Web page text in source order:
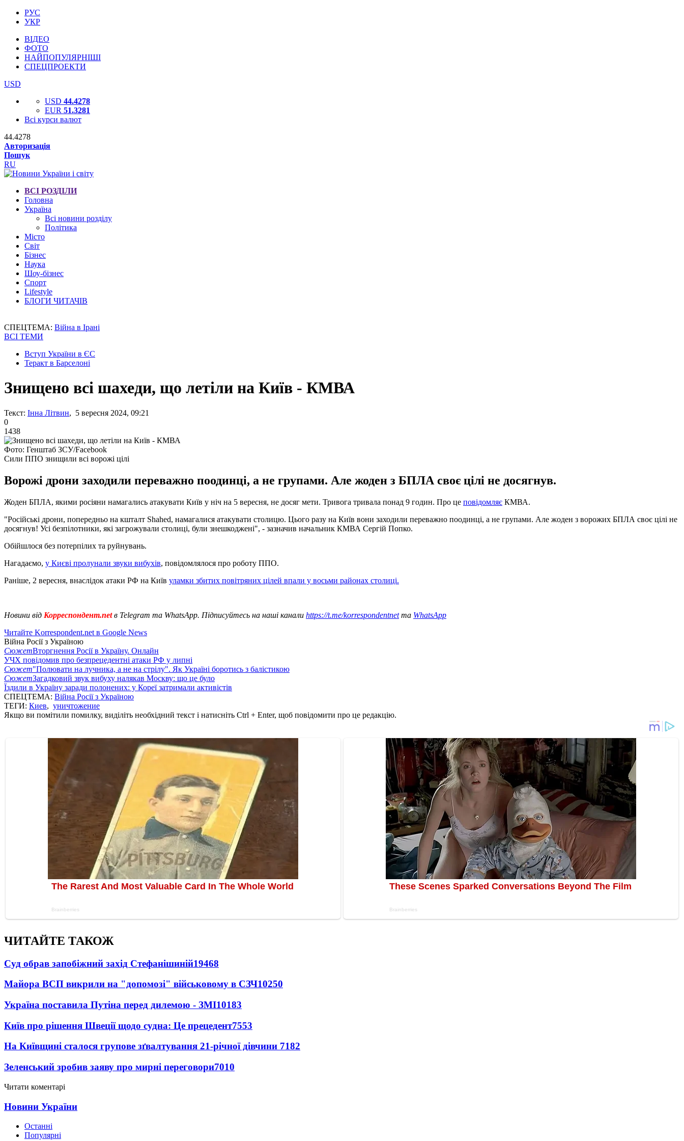
РУС
УКР
ВІДЕО
ФОТО
НАЙПОПУЛЯРНІШІ
СПЕЦПРОЕКТИ
USD
USD 44.4278
EUR 51.3281
Всі курси валют
44.4278
Авторизація
Пошук
RU
ВСІ РОЗДІЛИ
Головна
Україна
Всі новини розділу
Політика
Місто
Світ
Бізнес
Наука
Шоу-бізнес
Спорт
Lifestyle
БЛОГИ ЧИТАЧІВ
СПЕЦТЕМА: Війна в Ірані
ВСІ ТЕМИ
Вступ України в ЄС
Теракт в Барселоні
Знищено всі шахеди, що летіли на Київ - КМВА
Текст: Інна Літвин, 5 вересня 2024, 09:21
0
1438
Фото: Генштаб ЗСУ/Facebook
Сили ППО знищили всі ворожі цілі
Ворожі дрони заходили переважно поодинці, а не групами. Але жоден з БПЛА своє цілі не досягнув.
Жоден БПЛА, якими росіяни намагались атакувати Київ у ніч на 5 вересня, не досяг мети. Тривога тривала понад 9 годин. Про це повідомляє КМВА.
"Російські дрони, попередньо на кшталт Shahed, намагалися атакувати столицю. Цього разу на Київ вони заходили переважно поодинці, а не групами. Але жоден з ворожих БПЛА своє цілі не
досягнув! Усі безпілотники, які загрожували столиці, були знешкоджені", - зазначив начальник КМВА Сергій Попко.
Обійшлося без потерпілих та руйнувань.
Нагадаємо, у Києві пролунали звуки вибухів, повідомлялося про роботу ППО.
Раніше, 2 вересня, внаслідок атаки РФ на Київ уламки збитих повітряних цілей впали у восьми районах столиці.
Новини від Корреспондент.netв Telegram та WhatsApp. Підписуйтесь на наші канали https://t.me/korrespondentnetта WhatsApp
Читайте Korrespondent.net в Google News
Війна Росії з Україною
СюжетВторгнення Росії в Україну. Онлайн
УЧХ повідомив про безпрецедентні атаки РФ у липні
Сюжет"Полювати на лучника, а не на стрілу". Як Україні боротись з балістикою
СюжетЗагадковий звук вибуху налякав Москву: що це було
Їздили в Україну заради полонених: у Кореї затримали активістів
СПЕЦТЕМА: Війна Росії з Україною
ТЕГИ: Киев, уничтожение
Якщо ви помітили помилку, виділіть необхідний текст і натисніть Ctrl + Enter, щоб повідомити про це редакцію.
ЧИТАЙТЕ ТАКОЖ
Суд обрав запобіжний захід Стефанішиній19468
Майора ВСП викрили на "допомозі" військовому в СЗЧ10250
Україна поставила Путіна перед дилемою - ЗМІ10183
Київ про рішення Швеції щодо судна: Це прецедент7553
На Київщині сталося групове зґвалтування 21-річної дівчини 7182
Зеленський зробив заяву про мирні переговори7010
Читати коментарі
Новини України
Останні
Популярні